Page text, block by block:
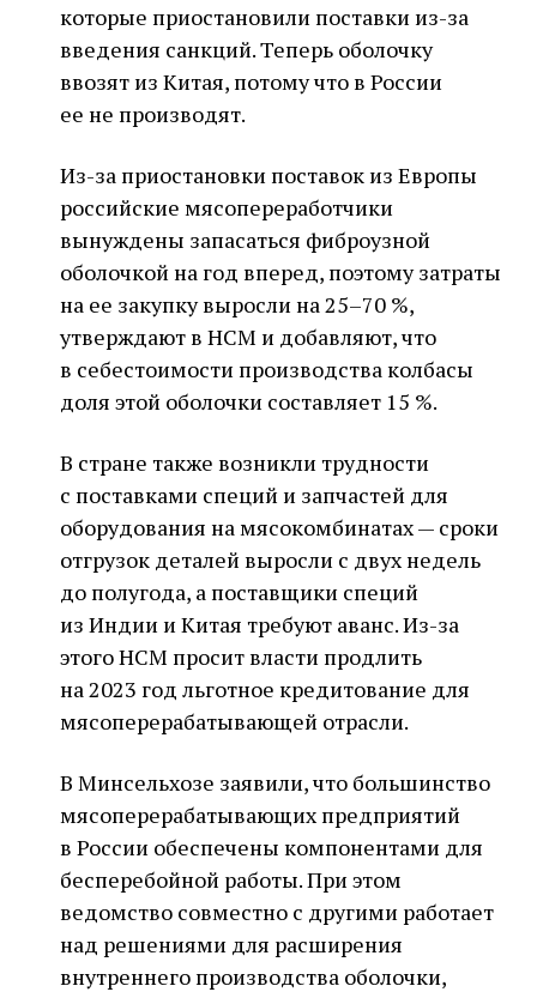
которые приостановили поставки из-за
введения санкций. Теперь оболочку
ввозят из Китая, потому что в России
ее не производят.
Из-за приостановки поставок из Европы
российские мясопереработчики
вынуждены запасаться фиброузной
оболочкой на год вперед, поэтому затраты
на ее закупку выросли на 25–70 %,
утверждают в НСМ и добавляют, что
в себестоимости производства колбасы
доля этой оболочки составляет 15 %.
В стране также возникли трудности
с поставками специй и запчастей для
оборудования на мясокомбинатах — сроки
отгрузок деталей выросли с двух недель
до полугода, а поставщики специй
из Индии и Китая требуют аванс. Из-за
этого НСМ просит власти продлить
на 2023 год льготное кредитование для
мясоперерабатывающей отрасли.
В Минсельхозе заявили, что большинство
мясоперерабатывающих предприятий
в России обеспечены компонентами для
бесперебойной работы. При этом
ведомство совместно с другими работает
над решениями для расширения
внутреннего производства оболочки,